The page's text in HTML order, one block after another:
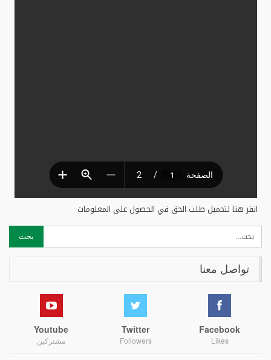
انقر هنا لتحميل طلب الحق في الحصول على المعلومات
تواصل معنا
Facebook
Likes
Twitter
Followers
Youtube
مشتركين